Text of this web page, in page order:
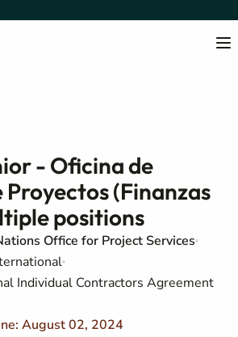
- Oficina de
Proyectos (Finanzas
positions
Office for Project Services
Individual Contractors Agreement
August 02, 2024